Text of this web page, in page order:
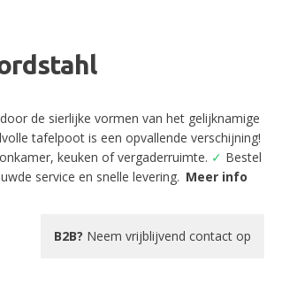
de sierlijke vormen van het gelijknamige
tafelpoot is een opvallende verschijning!
keuken of vergaderruimte. ✓ Bestel
service en snelle levering. Meer info
B2B? Neem vrijblijvend contact op